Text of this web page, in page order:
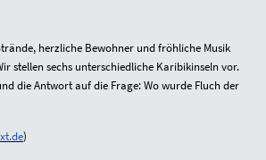
herzliche Bewohner und fröhliche Musik
stellen sechs unterschiedliche Karibikinseln vor.
die Antwort auf die Frage: Wo wurde Fluch der
)